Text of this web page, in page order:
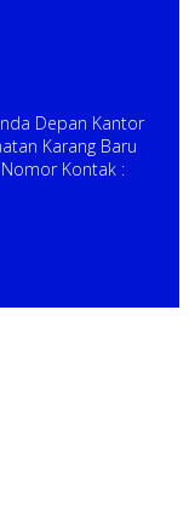
Depan Kantor
Karang Baru
Kontak :